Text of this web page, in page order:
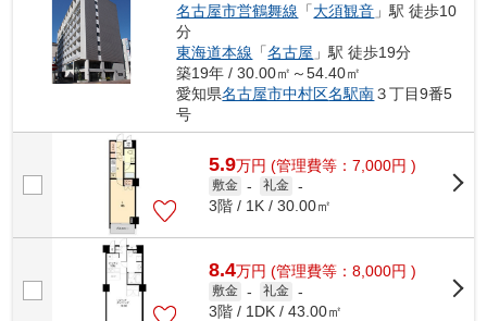
名古屋市営鶴舞線 「大須観音 」駅 徒歩10
分
東海道本線 「名古屋 」駅 徒歩19分
築19年 / 30.00㎡～54.40㎡
愛知県名古屋市中村区名駅南３丁目9番5
号
5.9万円 (管理費等：7,000円 )
敷金 - 礼金 -
3階 / 1K / 30.00㎡
8.4万円 (管理費等：8,000円 )
敷金 - 礼金 -
3階 / 1DK / 43.00㎡